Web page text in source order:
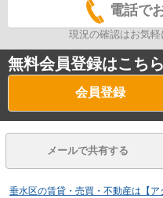
電話で
現況の確認はお気軽
無料会員登録はこちら
会員登録
メールで共有する
垂水区の賃貸・売買・不動産は【ア